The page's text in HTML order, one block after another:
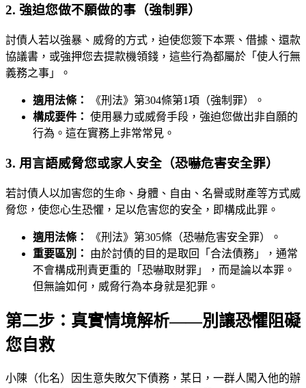
2. 強迫您做不願做的事（強制罪）
討債人若以強暴、威脅的方式，迫使您簽下本票、借據、還款
協議書，或強押您去提款機領錢，這些行為都屬於「使人行無
義務之事」。
適用法條：
《刑法》第304條第1項（強制罪）。
構成要件： 使用暴力或威脅手段，強迫您做出非自願的
行為。這在實務上非常常見。
3. 用言語威脅您或家人安全（恐嚇危害安全罪）
若討債人以加害您的生命、身體、自由、名譽或財產等方式威
脅您，使您心生恐懼，足以危害您的安全，即構成此罪。
適用法條：
《刑法》第305條（恐嚇危害安全罪）。
重要區別：
由於討債的目的是取回「合法債務」，通常
不會構成刑責更重的「恐嚇取財罪」，而是論以本罪。
但無論如何，威脅行為本身就是犯罪。
第二步：真實情境解析——別讓恐懼阻礙
您自救
小陳（化名）因生意失敗欠下債務，某日，一群人闖入他的辦